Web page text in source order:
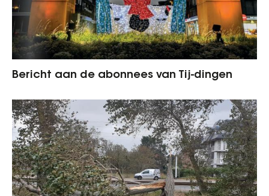
Bericht aan de abonnees van Tij-dingen